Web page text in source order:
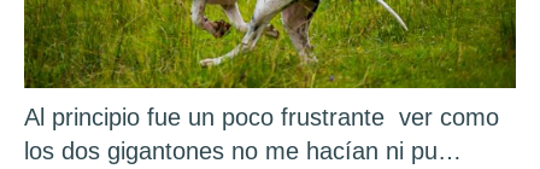
Al principio fue un poco frustrante ver como
los dos gigantones no me hacían ni pu…